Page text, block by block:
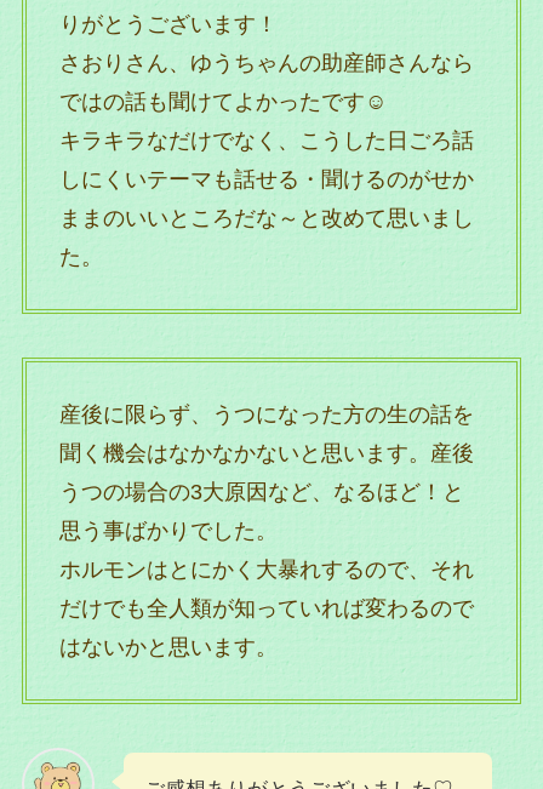
りがとうございます！
さおりさん、ゆうちゃんの助産師さんなら
ではの話も聞けてよかったです☺
キラキラなだけでなく、こうした日ごろ話
しにくいテーマも話せる・聞けるのがせか
ままのいいところだな～と改めて思いまし
た。
産後に限らず、うつになった方の生の話を
聞く機会はなかなかないと思います。産後
うつの場合の3大原因など、なるほど！と
思う事ばかりでした。
ホルモンはとにかく大暴れするので、それ
だけでも全人類が知っていれば変わるので
はないかと思います。